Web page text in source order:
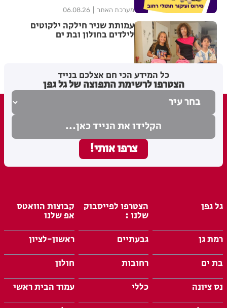
מערכת האתר 06.08.26
עמותת שניר חילקה ילקוטים
לילדים בחולון ובת ים
כל המידע הכי חם אצלכם בנייד
הצטרפו לרשימת התפוצה של גל גפן
גל גפן הצטרפו לפייסבוק
שלנו :
קבוצות הוואטס
אפ שלנו
רמת גן
גבעתיים
ראשון-לציון
בת ים
רחובות
חולון
נס ציונה
כללי
עמוד הבית ראשי